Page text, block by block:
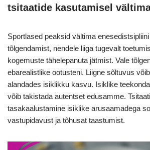
tsitaatide kasutamisel
Sportlased peaksid vältima
tõlgendamist, nendele liiga tugevalt
kogemuste tähelepanuta jätmist. Vale
ebarealistlike ootusteni. Liigne sõltuvus
alandades isiklikku kasvu. Isiklike
võib takistada autentset edusamme.
tasakaalustamine isiklike arusaamadega
vastupidavust ja tõhusat taastumist.